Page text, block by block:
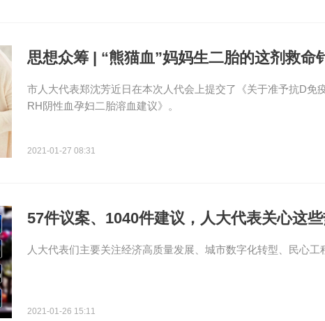
思想众筹 | “熊猫血”妈妈生二胎的这剂救命
市人大代表郑沈芳近日在本次人代会上提交了《关于准予抗D免
RH阴性血孕妇二胎溶血建议》。
2021-01-27 08:31
57件议案、1040件建议，人大代表关心这
人大代表们主要关注经济高质量发展、城市数字化转型、民心工
2021-01-26 15:11